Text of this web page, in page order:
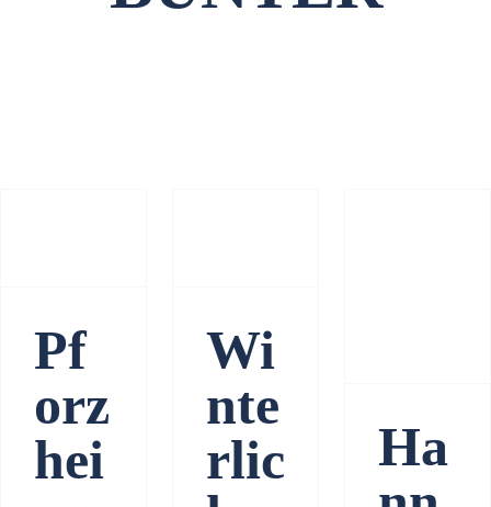
Pf
orz
hei
Wi
nte
rlic
Ha